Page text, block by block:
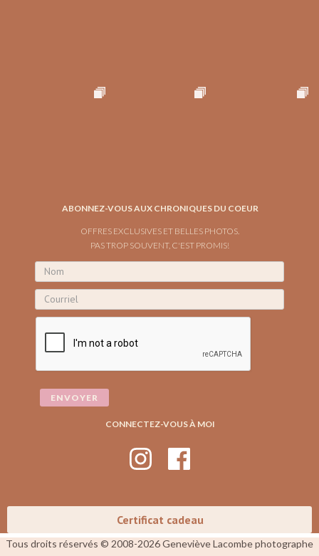
ABONNEZ-VOUS AUX CHRONIQUES DU COEUR
OFFRES EXCLUSIVES ET BELLES PHOTOS.
PAS TROP SOUVENT, C'EST PROMIS!
CONNECTEZ-VOUS À MOI
Certificat cadeau
Tous droits réservés © 2008-2026 Geneviève Lacombe photographe